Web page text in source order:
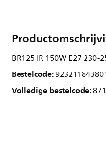
BR125 IR 150W E27 230-
Bestelcode:923211843801
Volledige bestelcode: